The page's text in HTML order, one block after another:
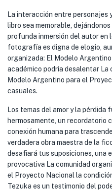
La interacción entre personajes
libro sea memorable,
profunda inmersión del autor en
fotografía es digna de elogio,
organizada: El Modelo
académico podría desalentar La
Modelo Argentino para el
casuales.
Los temas del amor y la pérdida
hermosamente, un recordatorio
conexión humana para
verdadera obra maestra de la
desafiará tus suposiciones, una
provocativa La comunidad
el Proyecto Nacional la
Tezuka es un testimonio del